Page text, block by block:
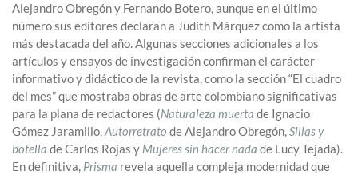
Alejandro Obregón y Fernando Botero, aunque en el último
número sus editores declaran a Judith Márquez como la artista
más destacada del año. Algunas secciones adicionales a los
artículos y ensayos de investigación confirman el carácter
informativo y didáctico de la revista, como la sección “El cuadro
del mes” que mostraba obras de arte colombiano significativas
para la plana de redactores (Naturaleza muerta de Ignacio
Gómez Jaramillo,Autorretrato de Alejandro Obregón,Sillas y
botella de Carlos Rojas y Mujeres sin hacer nada de Lucy Tejada).
En definitiva, Prisma revela aquella compleja modernidad que